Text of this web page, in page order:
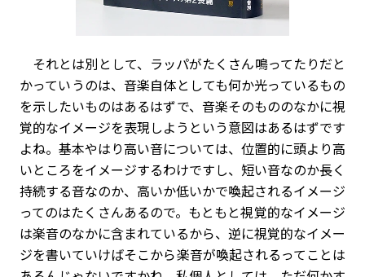
それとは別として、ラッパがたくさん鳴ってたりだと
かっていうのは、音楽自体としても何か光っているもの
を示したいものはあるはずで、音楽そのもののなかに視
覚的なイメージを表現しようという意図はあるはずです
よね。基本やはり高い音については、位置的に頭より高
いところをイメージするわけですし、短い音なのか長く
持続する音なのか、高いか低いかで喚起されるイメージ
ってのはたくさんあるので。もともと視覚的なイメージ
は楽音のなかに含まれているから、逆に視覚的なイメー
ジを書いていけばそこから楽音が喚起されるってことは